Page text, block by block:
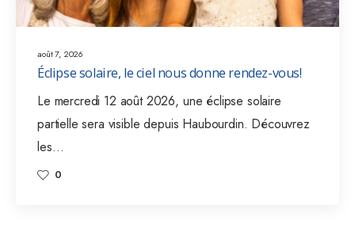
août 7, 2026
Éclipse solaire, le ciel nous donne rendez-vous!
Le mercredi 12 août 2026, une éclipse solaire
partielle sera visible depuis Haubourdin. Découvrez
les…
0